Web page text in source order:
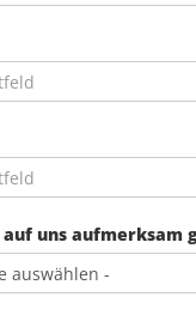
uns aufmerksam